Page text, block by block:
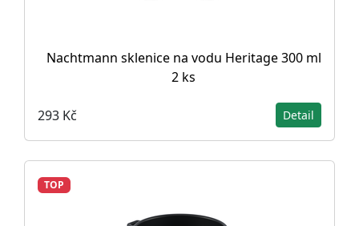
Nachtmann sklenice na vodu Heritage 300 ml
2 ks
293 Kč Detail
TOP